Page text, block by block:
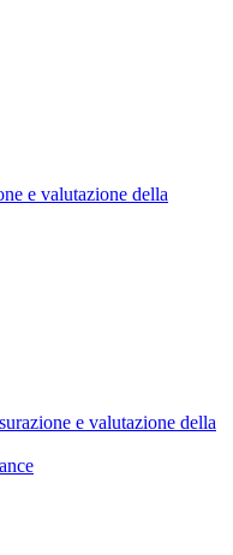
e valutazione della
e valutazione della